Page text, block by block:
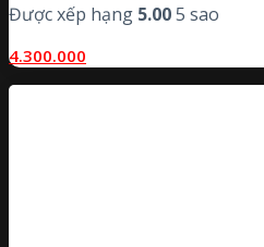
Được xếp hạng 5.005 sao
4.300.000